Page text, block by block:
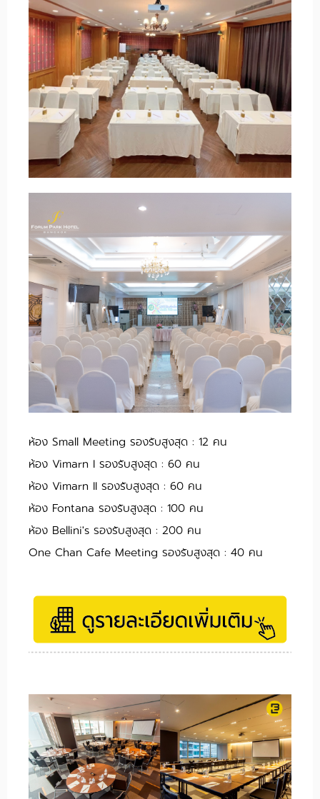
ห้อง Small Meeting รองรับสูงสุด : 12 คน
ห้อง Vimarn I รองรับสูงสุด : 60 คน
ห้อง Vimarn II รองรับสูงสุด : 60 คน
ห้อง Fontana รองรับสูงสุด : 100 คน
ห้อง Bellini's รองรับสูงสุด : 200 คน
One Chan Cafe Meeting รองรับสูงสุด : 40 คน